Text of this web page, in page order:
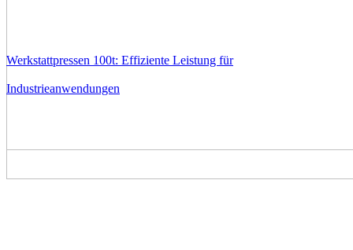
Werkstattpressen 100t: Effiziente Leistung für
Industrieanwendungen